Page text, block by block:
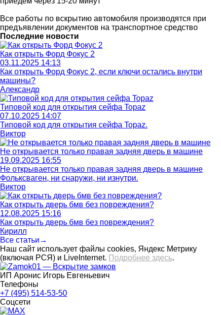
Все работы по вскрытию автомобиля производятся при
предъявлении документов на транспортное средство
Последние новости
Как открыть Форд Фокус 2
03.11.2025 14:13
Как открыть Форд Фокус 2, если ключи остались внутри
машины?
Александр
Типовой код для открытия сейфа Topaz
07.10.2025 14:07
Типовой код для открытия сейфа Topaz.
Виктор
Не открывается только правая задняя дверь в машине
19.09.2025 16:55
Не открывается только правая задняя дверь в машине
Фольксваген, ни снаружи, ни изнутри.
Виктор
Как открыть дверь бмв без повреждения?
12.08.2025 15:16
Как открыть дверь бмв без повреждения?
Кирилл
Все статьи→
Наш сайт использует файлы cookies, Яндекс Метрику
(включая РСЯ) и LiveInternet. Подробнее здесь.
ИП Аронис Игорь Евгеньевич
Телефоны
+7 (495) 514-53-50
Соцсети